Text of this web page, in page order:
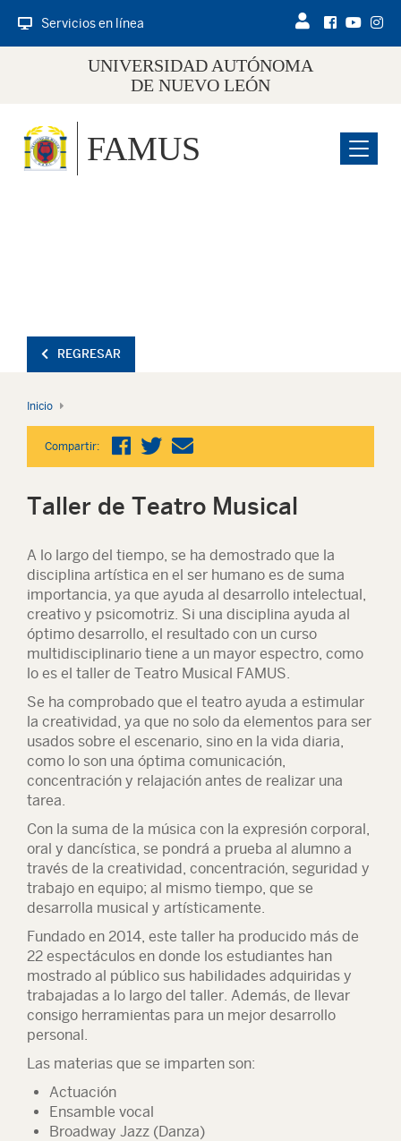
Servicios en línea
UNIVERSIDAD AUTÓNOMA
DE NUEVO LEÓN
Menu
FAMUS
REGRESAR
Inicio
Compartir:
Taller de Teatro Musical
A lo largo del tiempo, se ha demostrado que la
disciplina artística en el ser humano es de suma
importancia, ya que ayuda al desarrollo intelectual,
creativo y psicomotriz. Si una disciplina ayuda al
óptimo desarrollo, el resultado con un curso
multidisciplinario tiene a un mayor espectro, como
lo es el taller de Teatro Musical FAMUS.
Se ha comprobado que el teatro ayuda a estimular
la creatividad, ya que no solo da elementos para ser
usados sobre el escenario, sino en la vida diaria,
como lo son una óptima comunicación,
concentración y relajación antes de realizar una
tarea.
Con la suma de la música con la expresión corporal,
oral y dancística, se pondrá a prueba al alumno a
través de la creatividad, concentración, seguridad y
trabajo en equipo; al mismo tiempo, que se
desarrolla musical y artísticamente.
Fundado en 2014, este taller ha producido más de
22 espectáculos en donde los estudiantes han
mostrado al público sus habilidades adquiridas y
trabajadas a lo largo del taller. Además, de llevar
consigo herramientas para un mejor desarrollo
personal.
Las materias que se imparten son:
Actuación
Ensamble vocal
Broadway Jazz (Danza)